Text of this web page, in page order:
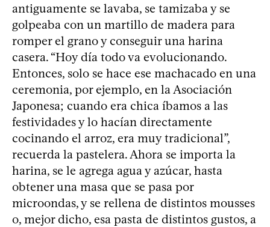
antiguamente se lavaba, se tamizaba y se
golpeaba con un martillo de madera para
romper el grano y conseguir una harina
casera. “Hoy día todo va evolucionando.
Entonces, solo se hace ese machacado en una
ceremonia, por ejemplo, en la Asociación
Japonesa; cuando era chica íbamos a las
festividades y lo hacían directamente
cocinando el arroz, era muy tradicional”,
recuerda la pastelera. Ahora se importa la
harina, se le agrega agua y azúcar, hasta
obtener una masa que se pasa por
microondas, y se rellena de distintos mousses
o, mejor dicho, esa pasta de distintos gustos, a